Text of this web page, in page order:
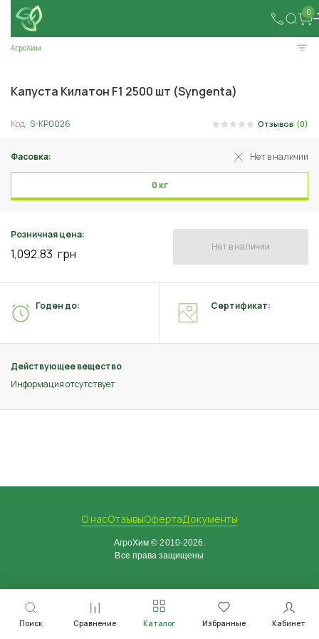
0
Поиск Сравнение Каталог Избранные Кабинет
АгроХим
Капуста Килатон F1 2500 шт (Syngenta)
Код: S-KP0026 Отзывов (0)
Фасовка: Нет в наличии
0 кг
Розничная цена:
1,092.83 грн Нет в наличии
Действующее вещество
Информация отсутствует
Годен до: Сертификат:
О насОтзывыОфертаДокументы
АгроХим © 2010-2026.
Все права защищены